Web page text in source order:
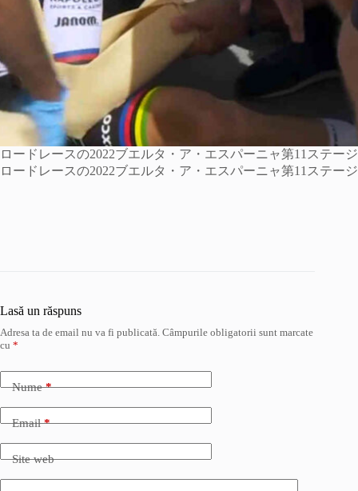
ロードレースの2022ブエルタ・ア・エスパーニャ第11ステージ
ロードレースの2022ブエルタ・ア・エスパーニャ第11ステージ
Lasă un răspuns
Adresa ta de email nu va fi publicată. Câmpurile obligatorii sunt marcate
cu *
Nume*
Email*
Site web